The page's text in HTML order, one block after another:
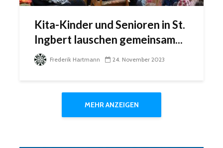
Kita-Kinder und Senioren in St.
Ingbert lauschen gemeinsam...
Frederik Hartmann 24. November 2023
MEHR ANZEIGEN